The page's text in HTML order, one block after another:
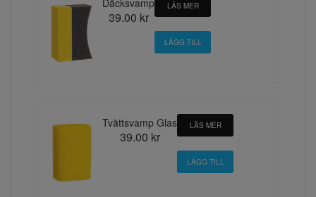
39.00 kr
LÄS MER
Tvättsvamp Glas
39.00 kr
LÄS MER